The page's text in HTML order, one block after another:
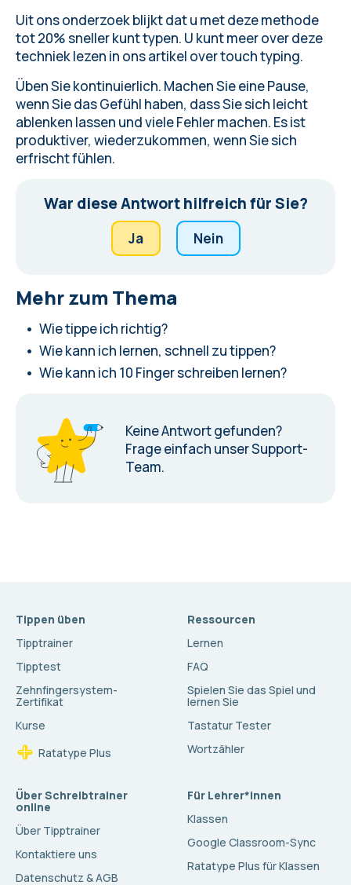
Uit ons onderzoek blijkt dat u met deze methode
tot 20% sneller kunt typen. U kunt meer over deze
techniek lezen in onsartikel over touch typing.
Üben Sie kontinuierlich. Machen Sie eine Pause,
wenn Sie das Gefühl haben, dass Sie sich leicht
ablenken lassen undviele Fehler machen. Es ist
produktiver, wiederzukommen, wenn Sie sich
erfrischt fühlen.
War diese Antwort hilfreich für Sie?
Ja Nein
Mehr zum Thema
Wie tippe ich richtig?
Wie kann ich lernen, schnell zu tippen?
Wie kann ich 10 Finger schreiben lernen?
Keine Antwort gefunden?
Frage einfach unser Support-
Team.
Tippen üben
Tipptrainer
Tipptest
Zehnfingersystem-
Zertifikat
Kurse
Ratatype Plus
Ressourcen
Lernen
FAQ
Spielen Sie das Spiel und
lernen Sie
Tastatur Tester
Wortzähler
Über Schreibtrainer
online
Über Tipptrainer
Kontaktiere uns
Datenschutz & AGB
Für Lehrer*innen
Klassen
Google Classroom-Sync
Ratatype Plus für Klassen